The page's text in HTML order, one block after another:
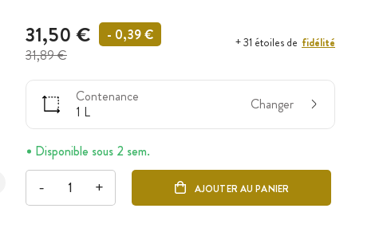
31,50 €
31,89 €
- 0,39 € + 31 étoiles de fidélité
Contenance
1 L
Changer
Disponible sous 2 sem.
- + AJOUTER AU PANIER